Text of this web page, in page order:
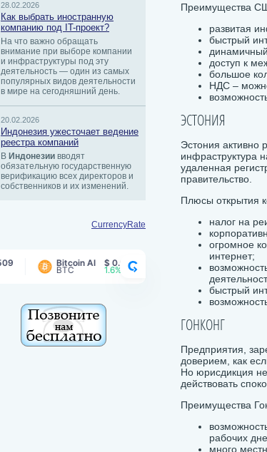
Преимущества
развитая
быстрый
доступ к
большое
НДС –
ЭСТОНИЯ
Эстония активно
инфраструктура
удаленная
правительство.
Плюсы открытия
налог на
огромное
интернет;
быстрый
ГОНКОНГ
Предприятия,
доверием, как
Но юрисдикция
действовать
Преимущества
рабочих
много
28.02.2026
Как выбрать иностранную
компанию под IT-проект?
На что важно обращать
внимание при выборе компании
и инфраструктуры под эту
деятельность — один из самых
популярных видов деятельности
в мире на сегодняшний день.
20.02.2026
Индонезия ужесточает ведение
реестра компаний
В Индонезии вводят
обязательную государственную
верификацию всех директоров и
собственников и их изменений.
CurrencyRate
Bitcoin AI
BTC
$ 0.00169 Bitcoin Cash $ 212.91
-0.1%
CRYPTORANK